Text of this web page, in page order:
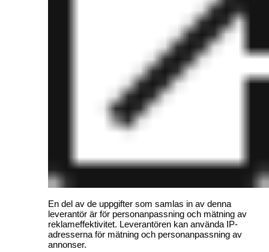
En del av de uppgifter som samlas in av denna
leverantör är för personanpassning och mätning av
reklameffektivitet. Leverantören kan använda IP-
adresserna för mätning och personanpassning av
annonser.